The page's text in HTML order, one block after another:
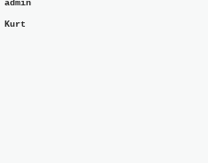
admin
Kurt